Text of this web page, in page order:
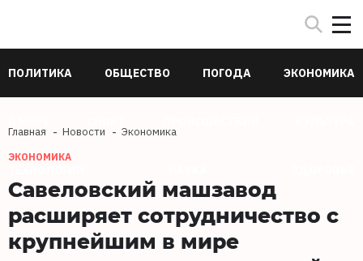
ПОЛИТИКА ОБЩЕСТВО ПОГОДА ЭКОНОМИКА
Главная Новости Экономика
ЭКОНОМИКА
Савеловский машзавод
расширяет сотрудничество с
крупнейшим в мире